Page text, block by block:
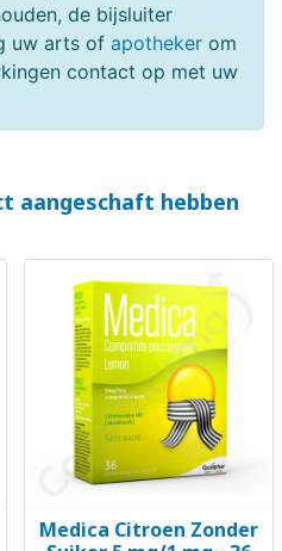
de bijsluiter
uw arts of apotheker om
contact op met uw
aangeschaft hebben
Medica Citroen Zonder